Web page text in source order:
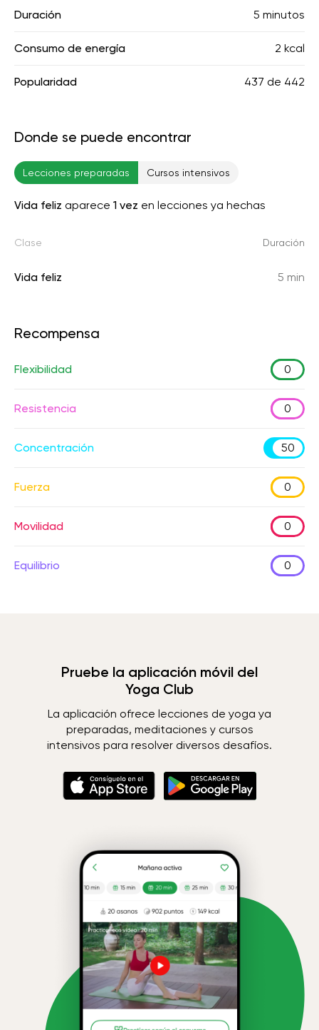
Duración 5 minutos
Consumo de energía 2 kcal
Popularidad 437 de 442
Donde se puede encontrar
Lecciones preparadas Cursos intensivos
Vida feliz aparece 1 vez en lecciones ya hechas
Clase Duración
Vida feliz 5 min
Recompensa
Flexibilidad 0
Resistencia 0
Concentración 50
Fuerza 0
Movilidad 0
Equilibrio 0
Pruebe la aplicación móvil del
Yoga Club
La aplicación ofrece lecciones de yoga ya
preparadas, meditaciones y cursos
intensivos para resolver diversos desafíos.